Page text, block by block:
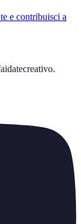
e contribuisci a
.